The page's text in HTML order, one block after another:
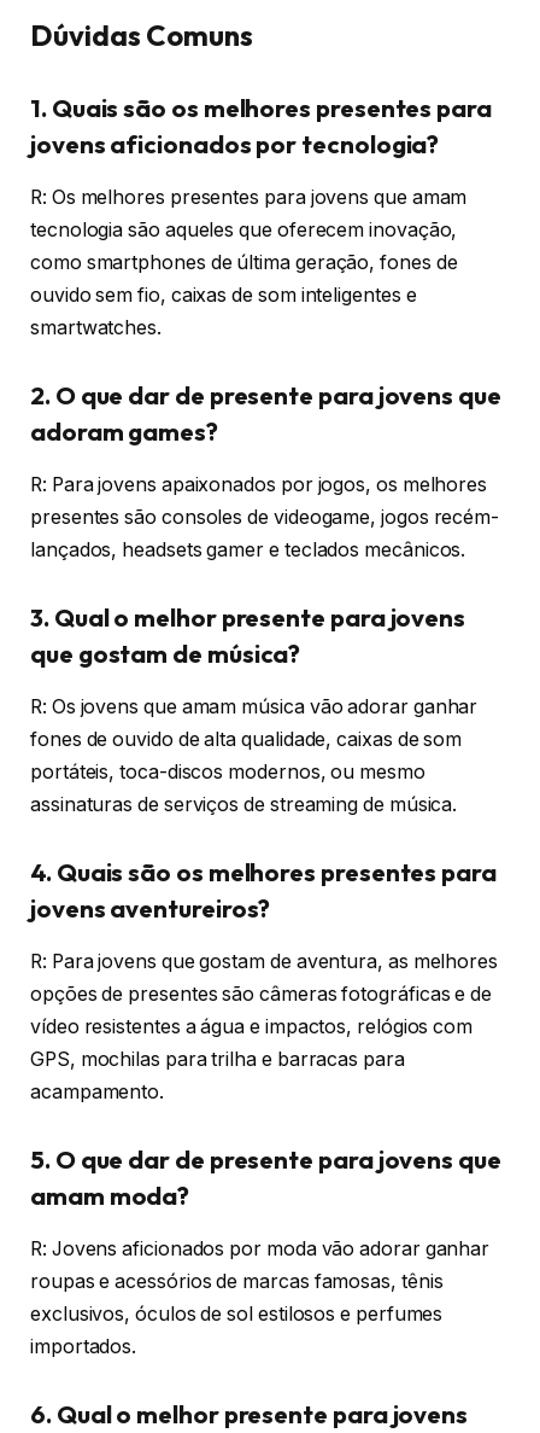
Dúvidas Comuns
1. Quais são os melhores presentes para
jovens aficionados por tecnologia?
R: Os melhores presentes para jovens que amam
tecnologia são aqueles que oferecem inovação,
como smartphones de última geração, fones de
ouvido sem fio, caixas de som inteligentes e
smartwatches.
2. O que dar de presente para jovens que
adoram games?
R: Para jovens apaixonados por jogos, os melhores
presentes são consoles de videogame, jogos recém-
lançados, headsets gamer e teclados mecânicos.
3. Qual o melhor presente para jovens
que gostam de música?
R: Os jovens que amam música vão adorar ganhar
fones de ouvido de alta qualidade, caixas de som
portáteis, toca-discos modernos, ou mesmo
assinaturas de serviços de streaming de música.
4. Quais são os melhores presentes para
jovens aventureiros?
R: Para jovens que gostam de aventura, as melhores
opções de presentes são câmeras fotográficas e de
vídeo resistentes a água e impactos, relógios com
GPS, mochilas para trilha e barracas para
acampamento.
5. O que dar de presente para jovens que
amam moda?
R: Jovens aficionados por moda vão adorar ganhar
roupas e acessórios de marcas famosas, tênis
exclusivos, óculos de sol estilosos e perfumes
importados.
6. Qual o melhor presente para jovens